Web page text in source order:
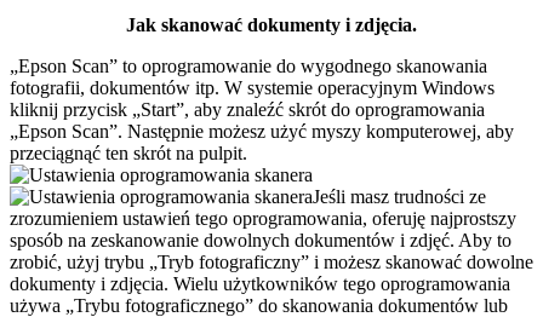
Jak skanować dokumenty i zdjęcia.
„Epson Scan” to oprogramowanie do wygodnego skanowania
fotografii, dokumentów itp. W systemie operacyjnym Windows
kliknij przycisk „Start”, aby znaleźć skrót do oprogramowania
„Epson Scan”. Następnie możesz użyć myszy komputerowej, aby
przeciągnąć ten skrót na pulpit.
Jeśli masz trudności ze
zrozumieniem ustawień tego oprogramowania, oferuję najprostszy
sposób na zeskanowanie dowolnych dokumentów i zdjęć. Aby to
zrobić, użyj trybu „Tryb fotograficzny” i możesz skanować dowolne
dokumenty i zdjęcia. Wielu użytkowników tego oprogramowania
używa „Trybu fotograficznego” do skanowania dokumentów lub